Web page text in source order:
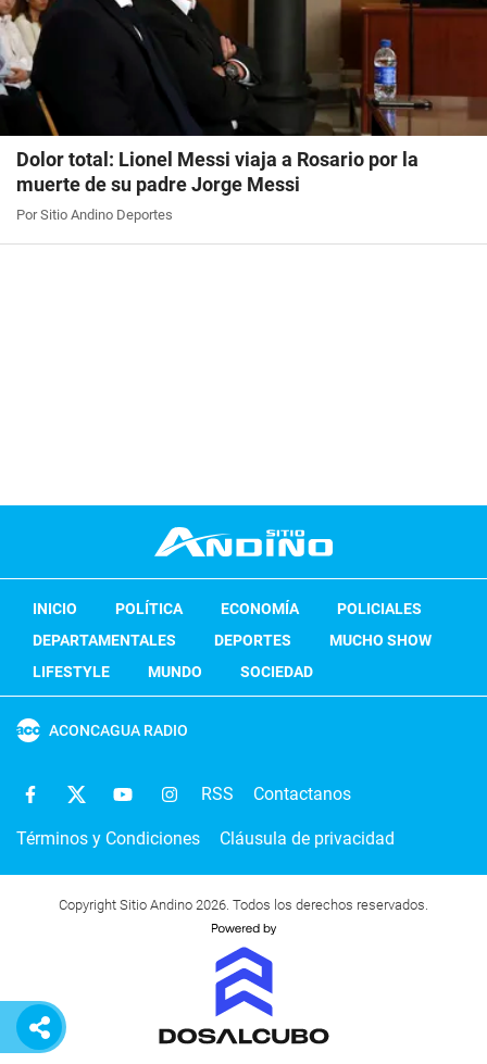
Dolor total: Lionel Messi viaja a Rosario por la
muerte de su padre Jorge Messi
Por Sitio Andino Deportes
INICIO POLÍTICA ECONOMÍA
POLICIALES
DEPARTAMENTALES
DEPORTES
MUCHO SHOW
LIFESTYLE
MUNDO SOCIEDAD
ACONCAGUA RADIO
RSS Contactanos
Términos y Condiciones Cláusula de privacidad
Copyright Sitio Andino 2026. Todos los derechos reservados.